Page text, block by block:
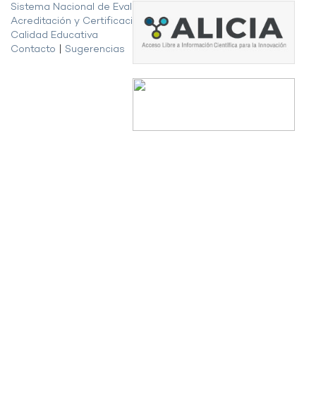
Sistema Nacional de Evaluación,
Acreditación y Certificación de la
Calidad Educativa
Contacto
Sugerencias